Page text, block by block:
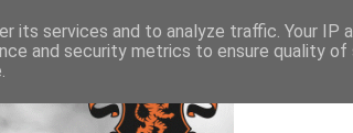
its services and to analyze traffic. Your IP
and security metrics to ensure quality of